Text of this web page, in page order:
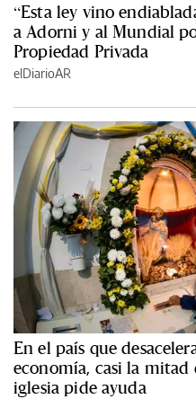
“Esta ley vino
a Adorni y al Mundial
Propiedad Privada
elDiarioAR
En el país que
economía, casi la mitad
iglesia pide ayuda